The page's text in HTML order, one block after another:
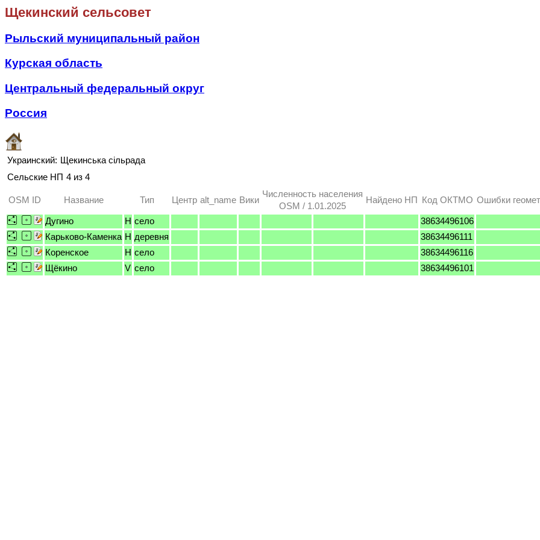
Щекинский сельсовет
Рыльский муниципальный район
Курская область
Центральный федеральный округ
Россия
Украинский: Щекинська сільрада
Сельские НП 4 из 4
OSM ID Название Тип Центр alt_name Вики
Численность населения
OSM / 1.01.2025
Найдено НП Код ОКТМО Ошибки
Дугино H село
38634496106
Карьково-Каменка H деревня
38634496111
Коренское
H село
38634496116
Щёкино
V село 38634496101